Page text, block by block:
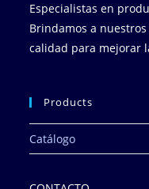
Especialistas en
Brindamos a
calidad para mejorar
Products
Catálogo